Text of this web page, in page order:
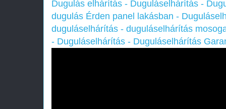
Dugulás elhárítás - Duguláselhárítás -
dugulás Érden panel lakásban -
duguláselhárítás - duguláselhárítás
- Duguláselhárítás - Duguláselhárítás